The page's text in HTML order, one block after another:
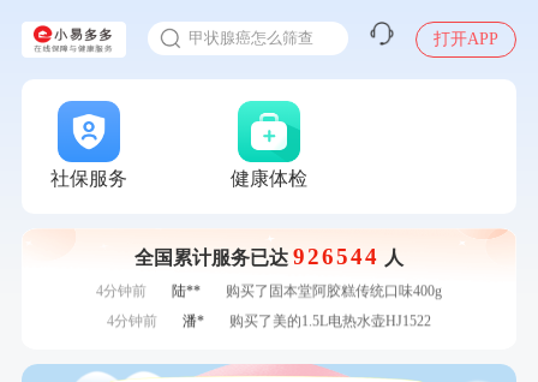
甲状腺癌怎么筛查
打开APP
社保服务 健康体检
全国累计服务已达 926544 人
刚刚
郑**
成功预约了脑血管系统套餐
成功预约了企业招工体检套餐
成功预约了企业招工体检套餐
购买了BP3颈椎热敷枕
1分钟前
购买了五常稻花香2号大米
2分钟前
李**
成功预约了老年女性体检套餐
4分钟前
陆**
购买了固本堂阿胶糕传统口味400g
4分钟前
潘*
购买了美的1.5L电热水壶HJ1522
6分钟前
张**
成功预约糖尿病强化体检套餐